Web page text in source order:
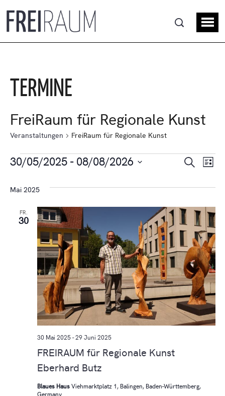
TERMINE
FreiRaum für Regionale Kunst
Veranstaltungen FreiRaum für Regionale Kunst
Suche
Liste
30/05/2025 - 08/08/2026
wählen.
Mai 2025
FR.
30
FREIRAUM für Regionale Kunst
Eberhard Butz
30 Mai 2025-29 Juni 2025
Blaues Haus Viehmarktplatz 1, Balingen, Baden-Württemberg,
Germany